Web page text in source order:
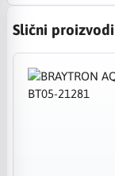
Slični proizvodi